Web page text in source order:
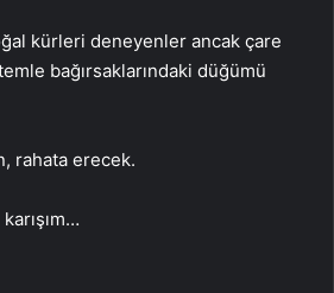
kürleri deneyenler ancak çare
bağırsaklarındaki düğümü
rahata erecek.